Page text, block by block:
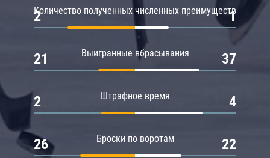
Количество полученных численных преимуществ
2 1
Выигранные вбрасывания
21 37
Штрафное время
2 4
Броски по воротам
26 22